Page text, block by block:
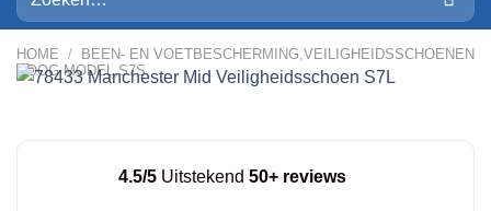
naar:
HOME /
BEEN- EN VOETBESCHERMING,VEILIGHEIDSSCHOENEN
HOOG MODEL,S7S
4.5/5 Uitstekend 50+ reviews